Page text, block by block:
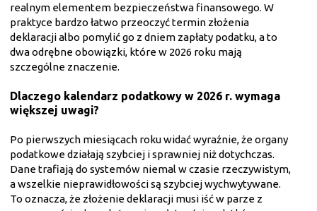
realnym elementem bezpieczeństwa finansowego. W
praktyce bardzo łatwo przeoczyć termin złożenia
deklaracji albo pomylić go z dniem zapłaty podatku, a to
dwa odrębne obowiązki, które w 2026 roku mają
szczególne znaczenie.
Dlaczego kalendarz podatkowy w 2026 r. wymaga
większej uwagi?
Po pierwszych miesiącach roku widać wyraźnie, że organy
podatkowe działają szybciej i sprawniej niż dotychczas.
Dane trafiają do systemów niemal w czasie rzeczywistym,
a wszelkie nieprawidłowości są szybciej wychwytywane.
To oznacza, że złożenie deklaracji musi iść w parze z